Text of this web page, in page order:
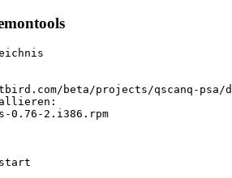
beta/projects/qscanq-psa/
0.76-2.i386.rpm